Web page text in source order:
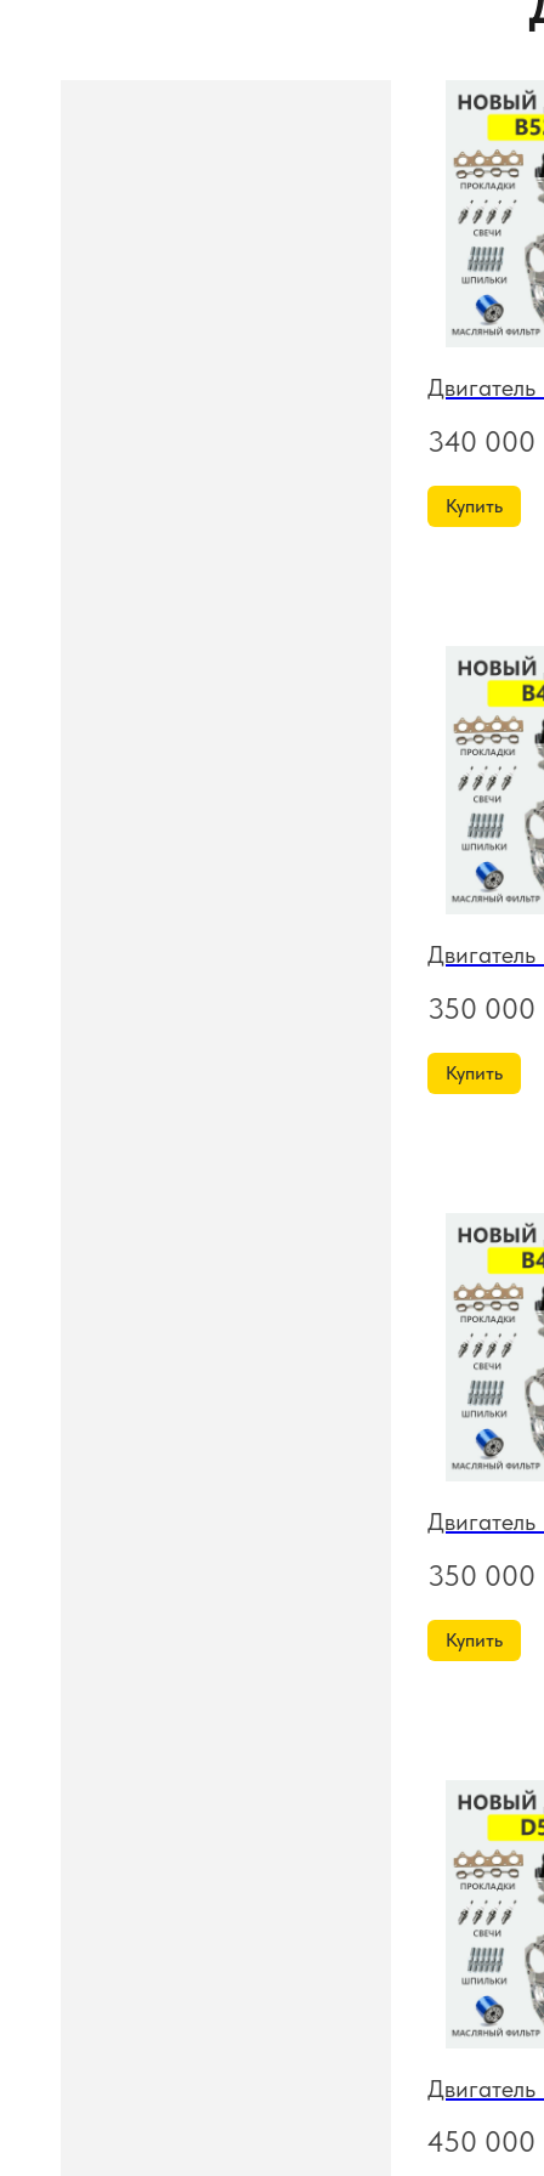
340 000
Купить
Двигатель
350 000
Купить
Двигатель
350 000
Купить
450 000